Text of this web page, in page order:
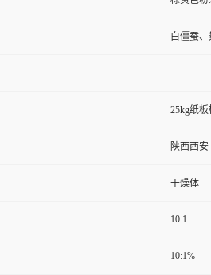
白僵蚕
25kg纸
陕西西安
干燥体
10:1
10:1%